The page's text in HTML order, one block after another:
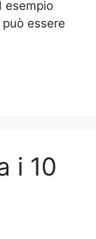
esempio
essere
i 10